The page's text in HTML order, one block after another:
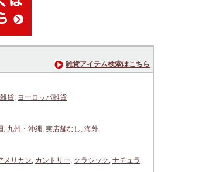
雑貨アイテム検索はこちら
貨, ヨーロッパ雑貨
, 九州・沖縄, 実店舗なし , 海外
メリカン, カントリー, クラシック , ナチュラ